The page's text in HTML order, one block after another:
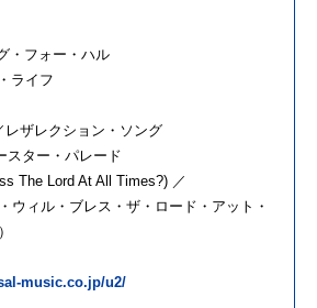
・フォー・ハル
ライフ
レザレクション・ソング
スター・パレード
The Lord At All Times?) ／
ウィル・ブレス・ザ・ロード・アット・
music.co.jp/u2/